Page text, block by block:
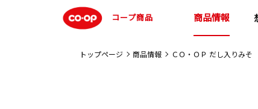
コープ商品 商品情報
トップページ 商品情報 ＣＯ・ＯＰ だし入りみ